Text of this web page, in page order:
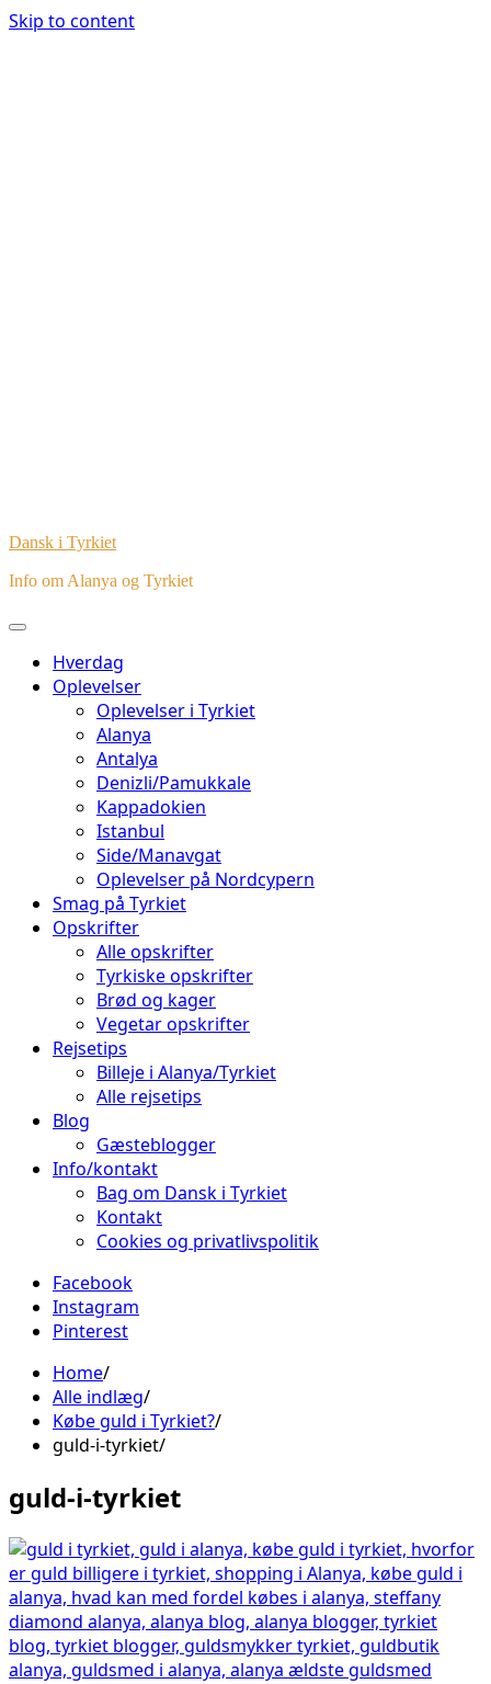
Skip to content
Dansk i Tyrkiet
Info om Alanya og Tyrkiet
Hverdag
Oplevelser
Oplevelser i Tyrkiet
Alanya
Antalya
Denizli/Pamukkale
Kappadokien
Istanbul
Side/Manavgat
Oplevelser på Nordcypern
Smag på Tyrkiet
Opskrifter
Alle opskrifter
Tyrkiske opskrifter
Brød og kager
Vegetar opskrifter
Rejsetips
Billeje i Alanya/Tyrkiet
Alle rejsetips
Blog
Gæsteblogger
Info/kontakt
Bag om Dansk i Tyrkiet
Kontakt
Cookies og privatlivspolitik
Facebook
Instagram
Pinterest
Home
Alle indlæg
Købe guld i Tyrkiet?
guld-i-tyrkiet
guld-i-tyrkiet